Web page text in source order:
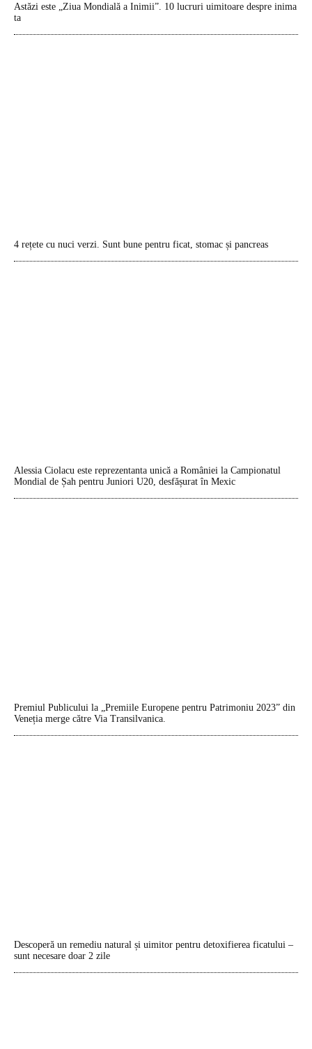
Astăzi este „Ziua Mondială a Inimii”. 10 lucruri uimitoare despre inima
ta
4 rețete cu nuci verzi. Sunt bune pentru ficat, stomac și pancreas
Alessia Ciolacu este reprezentanta unică a României la Campionatul
Mondial de Șah pentru Juniori U20, desfășurat în Mexic
Premiul Publicului la „Premiile Europene pentru Patrimoniu 2023” din
Veneția merge către Via Transilvanica.
Descoperă un remediu natural și uimitor pentru detoxifierea ficatului –
sunt necesare doar 2 zile